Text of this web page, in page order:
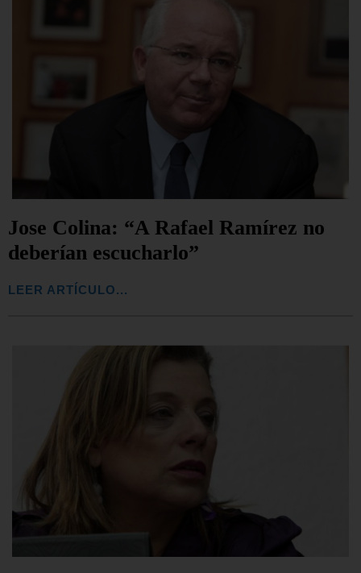
Jose Colina: “A Rafael Ramírez no
deberían escucharlo”
LEER ARTÍCULO...